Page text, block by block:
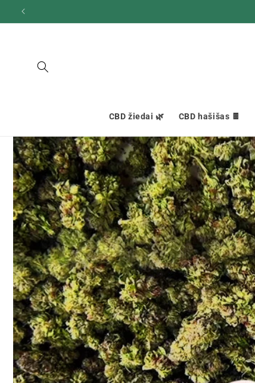
ir pereikite
prie turinio
CBD žiedai 🌿 CBD hašišas 🍫